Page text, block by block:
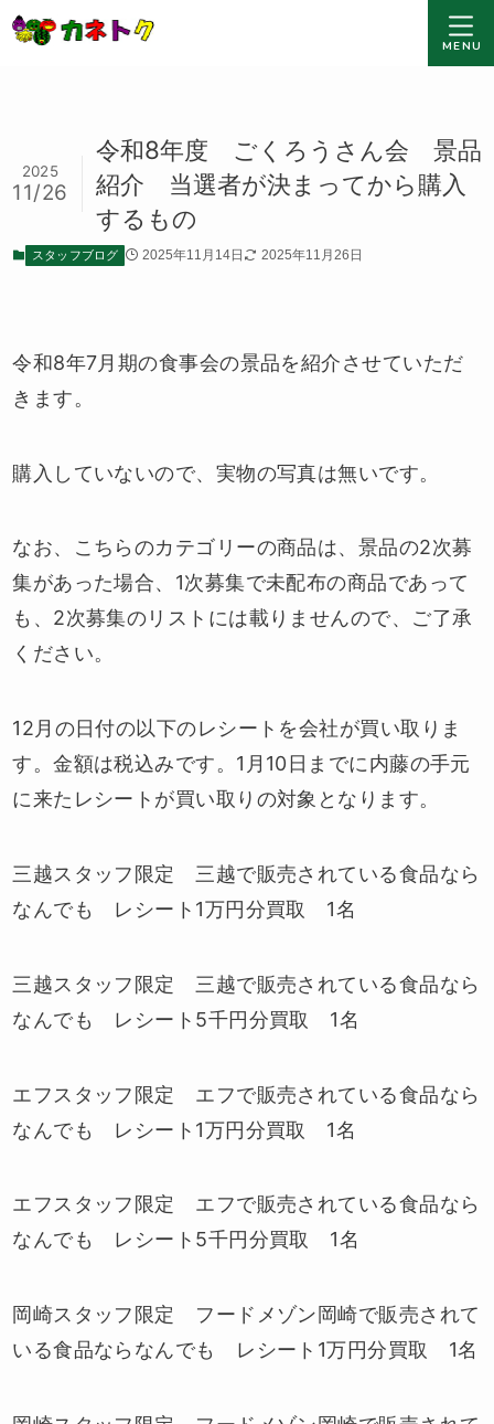
MENU
令和8年度 ごくろうさん会 景品
紹介 当選者が決まってから購入
するもの
2025
11/26
スタッフブログ 2025年11月14日 2025年11月26日
令和8年7月期の食事会の景品を紹介させていただ
きます。
購入していないので、実物の写真は無いです。
なお、こちらのカテゴリーの商品は、景品の2次募
集があった場合、1次募集で未配布の商品であって
も、2次募集のリストには載りませんので、ご了承
ください。
12月の日付の以下のレシートを会社が買い取りま
す。金額は税込みです。1月10日までに内藤の手元
に来たレシートが買い取りの対象となります。
三越スタッフ限定 三越で販売されている食品なら
なんでも レシート1万円分買取 1名
三越スタッフ限定 三越で販売されている食品なら
なんでも レシート5千円分買取 1名
エフスタッフ限定 エフで販売されている食品なら
なんでも レシート1万円分買取 1名
エフスタッフ限定 エフで販売されている食品なら
なんでも レシート5千円分買取 1名
岡崎スタッフ限定 フードメゾン岡崎で販売されて
いる食品ならなんでも レシート1万円分買取 1名